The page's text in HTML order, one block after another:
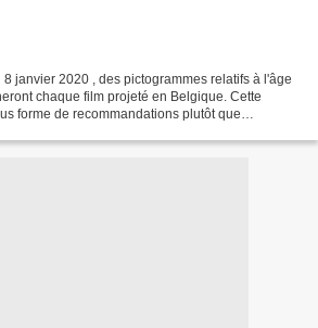
8 janvier 2020 , des pictogrammes relatifs à l'âge
chaque film projeté en Belgique. Cette
forme de recommandations plutôt que